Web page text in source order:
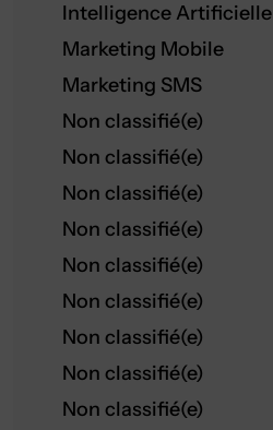
Intelligence Artificielle
Marketing Mobile
Marketing SMS
Non classifié(e)
Non classifié(e)
Non classifié(e)
Non classifié(e)
Non classifié(e)
Non classifié(e)
Non classifié(e)
Non classifié(e)
Non classifié(e)